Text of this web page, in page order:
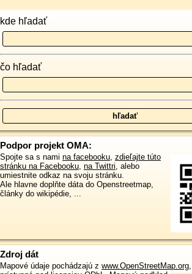
kde hľadať
čo hľadať
Podpor projekt OMA:
Spojte sa s nami na facebooku, zdieľajte túto
stránku na Facebooku, na Twittri, alebo
umiestnite odkaz na svoju stránku.
Ale hlavne doplňte dáta do Openstreetmap,
články do wikipédie, ...
Zdroj dát
Mapové údaje pochádzajú z www.OpenStreetMap.org